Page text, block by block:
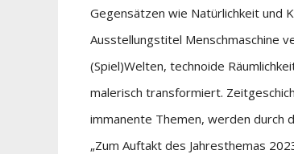
Gegensätzen wie Natürlichkeit und
Ausstellungstitel Menschmaschine
(Spiel)Welten, technoide
malerisch transformiert.
immanente Themen, werden durch
„Zum Auftakt des Jahresthemas